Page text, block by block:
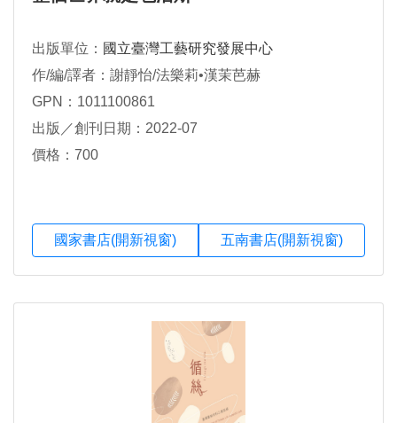
出版單位： 國立臺灣工藝研究發展中心
作/編/譯者：謝靜怡/法樂莉•漢茉芭赫
GPN：1011100861
出版／創刊日期：2022-07
價格：700
國家書店(開新視窗) 五南書店(開新視窗)